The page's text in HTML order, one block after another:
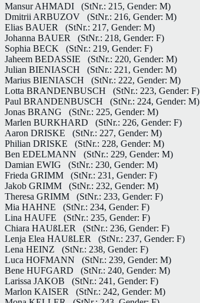
Mansur AHMADI
(StNr.: 215, Gender: M)
Dmitrii ARBUZOV
(StNr.: 216, Gender: M)
Elias BAUER
(StNr.: 217, Gender: M)
Johanna BAUER
(StNr.: 218, Gender: F)
Sophia BECK
(StNr.: 219, Gender: F)
Jaheem BEDASSIE
(StNr.: 220, Gender: M)
Julian BIENIASCH
(StNr.: 221, Gender: M)
Marius BIENIASCH
(StNr.: 222, Gender: M)
Lotta BRANDENBUSCH
(StNr.: 223, Gender: F)
Paul BRANDENBUSCH
(StNr.: 224, Gender: M)
Jonas BRANG
(StNr.: 225, Gender: M)
Marlen BURKHARD
(StNr.: 226, Gender: F)
Aaron DRISKE
(StNr.: 227, Gender: M)
Philian DRISKE
(StNr.: 228, Gender: M)
Ben EDELMANN
(StNr.: 229, Gender: M)
Damian EWIG
(StNr.: 230, Gender: M)
Frieda GRIMM
(StNr.: 231, Gender: F)
Jakob GRIMM
(StNr.: 232, Gender: M)
Theresa GRIMM
(StNr.: 233, Gender: F)
Mia HAHNE
(StNr.: 234, Gender: F)
Lina HAUFE
(StNr.: 235, Gender: F)
Chiara HAUßLER
(StNr.: 236, Gender: F)
Lenja Elea HAUßLER
(StNr.: 237, Gender: F)
Lena HEINZ
(StNr.: 238, Gender: F)
Luca HOFMANN
(StNr.: 239, Gender: M)
Bene HUFGARD
(StNr.: 240, Gender: M)
Larissa JAKOB
(StNr.: 241, Gender: F)
Marlon KAISER
(StNr.: 242, Gender: M)